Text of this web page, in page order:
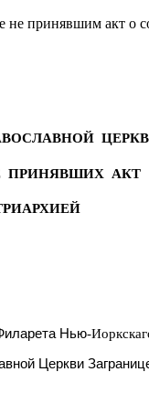
не принявшим акт о
ПРИНЯВШИХ АКТ
Нью-
Церкви